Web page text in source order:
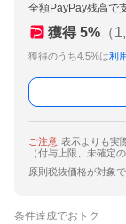
全額PayPay残高で
獲得 5% （
獲得のうち4.5%は利
ご注意 表示よりも実
（付与上限、未確定の
原則税抜価格が対象
条件達成でおトク